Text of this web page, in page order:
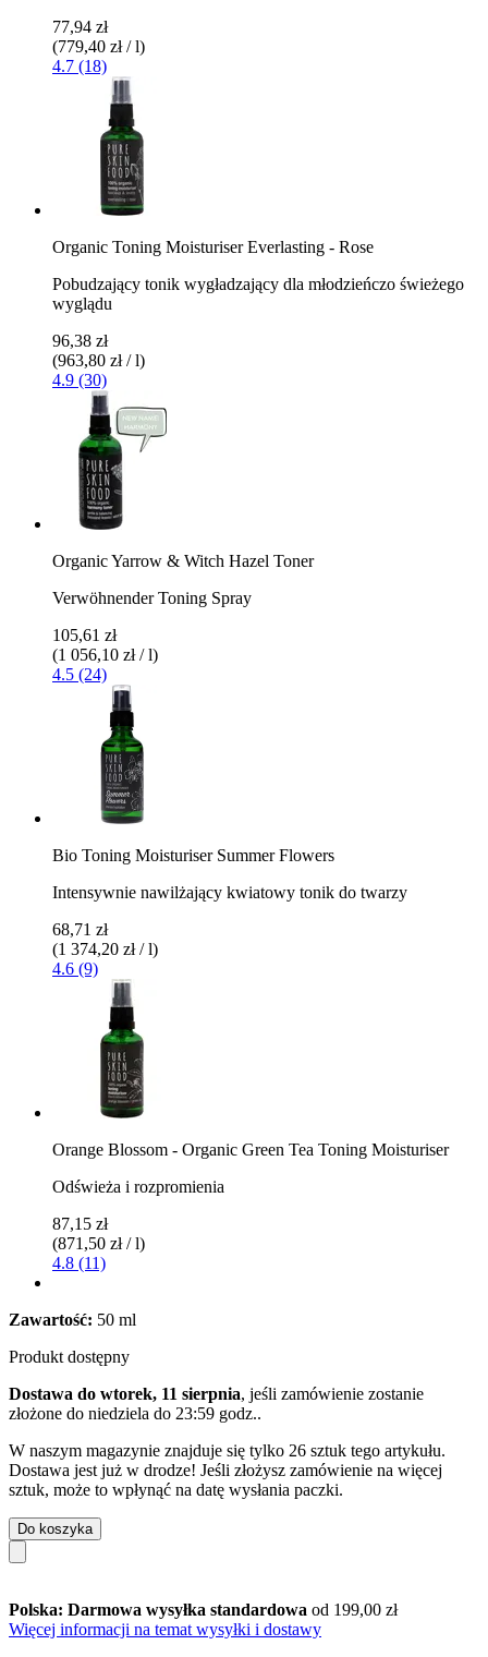
77,94 zł
(779,40 zł / l)
4.7 (18)
Organic Toning Moisturiser Everlasting - Rose
Pobudzający tonik wygładzający dla młodzieńczo świeżego
wyglądu
96,38 zł
(963,80 zł / l)
4.9 (30)
Organic Yarrow & Witch Hazel Toner
Verwöhnender Toning Spray
105,61 zł
(1 056,10 zł / l)
4.5 (24)
Bio Toning Moisturiser Summer Flowers
Intensywnie nawilżający kwiatowy tonik do twarzy
68,71 zł
(1 374,20 zł / l)
4.6 (9)
Orange Blossom - Organic Green Tea Toning Moisturiser
Odświeża i rozpromienia
87,15 zł
(871,50 zł / l)
4.8 (11)
Zawartość: 50 ml
Produkt dostępny
Dostawa do wtorek, 11 sierpnia, jeśli zamówienie zostanie
złożone do niedziela do 23:59 godz..
W naszym magazynie znajduje się tylko 26 sztuk tego artykułu.
Dostawa jest już w drodze! Jeśli złożysz zamówienie na więcej
sztuk, może to wpłynąć na datę wysłania paczki.
Do koszyka
Polska: Darmowa wysyłka standardowa od 199,00 zł
Więcej informacji na temat wysyłki i dostawy